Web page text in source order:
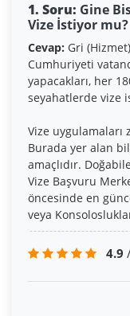
1. Soru: Gine
Vize İstiyor mu?
Cevap: Gri
Cumhuriyeti
yapacakları, her
seyahatlerde vize
Vize
Burada yer alan
amaçlıdır.
Vize Başvuru
öncesinde en
veya
4.9